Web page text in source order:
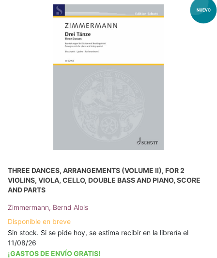
THREE DANCES, ARRANGEMENTS (VOLUME II), FOR 2
VIOLINS, VIOLA, CELLO, DOUBLE BASS AND PIANO, SCORE
AND PARTS
Zimmermann, Bernd Alois
Disponible en breve
Sin stock. Si se pide hoy, se estima recibir en la librería el
11/08/26
¡GASTOS DE ENVÍO GRATIS!